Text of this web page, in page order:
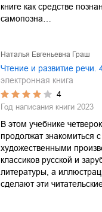
книге как средстве
самопозна…
Наталья Евгеньевна Граш
Чтение и развитие речи.
электронная книга
4
Год написания книги 2023
В этом учебнике
продолжат знакомиться
художественными
классиков русской и
литературы, а
сделают эти